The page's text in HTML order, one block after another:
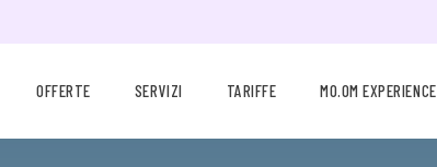
OFFERTE SERVIZI TARIFFE MO.OM EXPERIENCE